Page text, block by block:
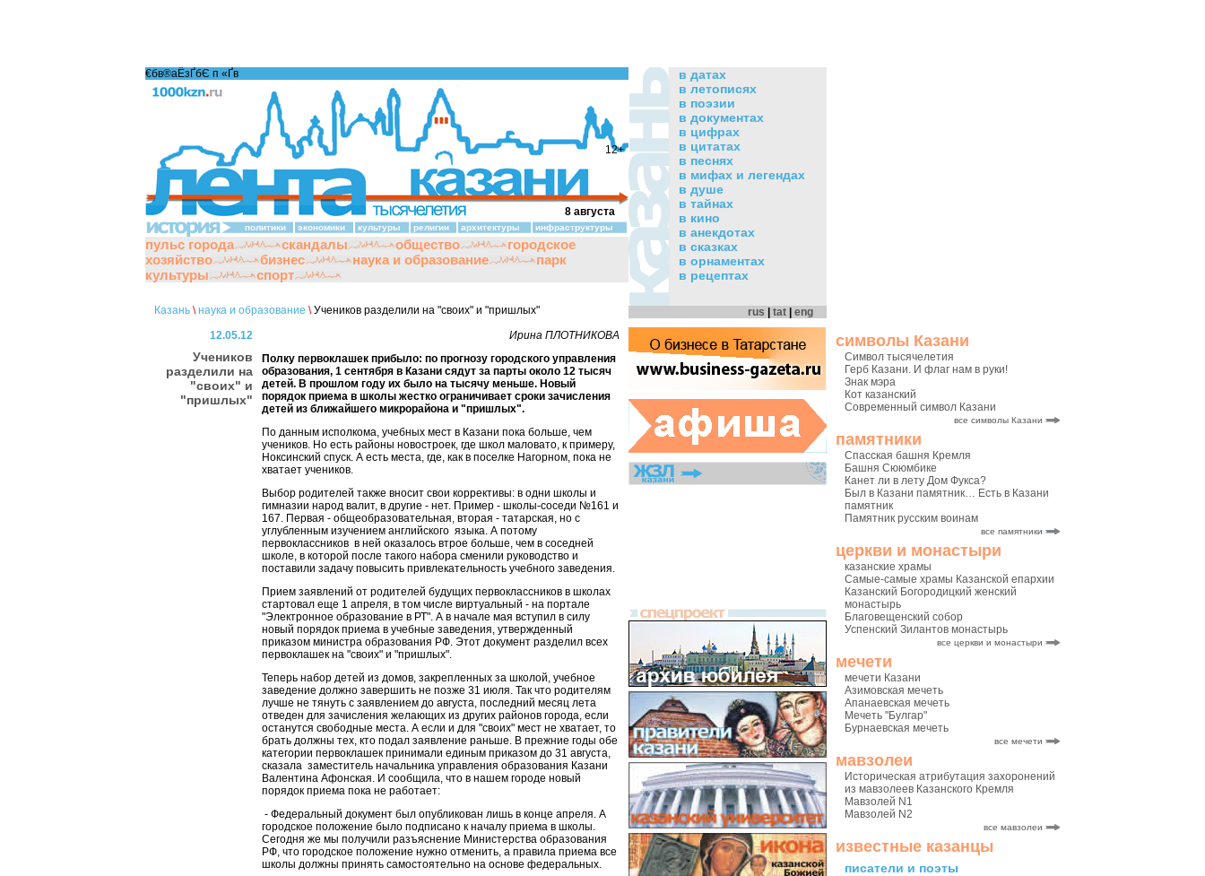
символы Казани
Символ тысячелетия
Герб Казани. И флаг нам в руки!
Знак мэра
Кот казанский
Современный символ Казани
все символы Казани
памятники
Спасская башня Кремля
Башня Сююмбике
Канет ли в лету Дом Фукса?
Был в Казани памятник… Есть в Казани
памятник
Памятник русским воинам
все памятники
церкви и монастыри
казанские храмы
Самые-самые храмы Казанской епархии
Казанский Богородицкий женский
монастырь
Благовещенский собор
Успенский Зилантов монастырь
все церкви и монастыри
мечети
мечети Казани
Азимовская мечеть
Апанаевская мечеть
Мечеть "Булгар"
Бурнаевская мечеть
все мечети
мавзолеи
Историческая атрибутация захоронений
из мавзолеев Казанского Кремля
Мавзолей N1
Мавзолей N2
все мавзолеи
известные казанцы
писатели и поэты
12+
€бв®аЁзҐбЄ п «Ґ­в
8 августа
политики экономики культуры религии архитектуры инфраструктуры
пульс города скандалы общество
городское
хозяйство
бизнес наука и образование
парк
культуры
спорт
Казань \ наука и образование \Учеников разделили на "своих" и "пришлых"
12.05.12
Учеников
разделили на
"своих" и
"пришлых"
Ирина ПЛОТНИКОВА
Полку первоклашек прибыло: по прогнозу городского управления
образования, 1 сентября в Казани сядут за парты около 12 тысяч
детей. В прошлом году их было на тысячу меньше. Новый
порядок приема в школы жестко ограничивает сроки зачисления
детей из ближайшего микрорайона и "пришлых".
По данным исполкома, учебных мест в Казани пока больше, чем
учеников. Но есть районы новостроек, где школ маловато, к примеру,
Ноксинский спуск. А есть места, где, как в поселке Нагорном, пока не
хватает учеников.
Выбор родителей также вносит свои коррективы: в одни школы и
гимназии народ валит, в другие - нет. Пример - школы-соседи №161 и
167. Первая - общеобразовательная, вторая - татарская, но с
углубленным изучением английского языка. А потому
первоклассников в ней оказалось втрое больше, чем в соседней
школе, в которой после такого набора сменили руководство и
поставили задачу повысить привлекательность учебного заведения.
Прием заявлений от родителей будущих первоклассников в школах
стартовал еще 1 апреля, в том числе виртуальный - на портале
"Электронное образование в РТ". А в начале мая вступил в силу
новый порядок приема в учебные заведения, утвержденный
приказом министра образования РФ. Этот документ разделил всех
первоклашек на "своих" и "пришлых".
Теперь набор детей из домов, закрепленных за школой, учебное
заведение должно завершить не позже 31 июля. Так что родителям
лучше не тянуть с заявлением до августа, последний месяц лета
отведен для зачисления желающих из других районов города, если
останутся свободные места. А если и для "своих" мест не хватает, то
брать должны тех, кто подал заявление раньше. В прежние годы обе
категории первоклашек принимали единым приказом до 31 августа,
сказала заместитель начальника управления образования Казани
Валентина Афонская. И сообщила, что в нашем городе новый
порядок приема пока не работает:
- Федеральный документ был опубликован лишь в конце апреля. А
городское положение было подписано к началу приема в школы.
Сегодня же мы получили разъяснение Министерства образования
РФ, что городское положение нужно отменить, а правила приема все
школы должны принять самостоятельно на основе федеральных.
в датах
в летописях
в поэзии
в документах
в цифрах
в цитатах
в песнях
в мифах и легендах
в душе
в тайнах
в кино
в анекдотах
в сказках
в орнаментах
в рецептах
rus tat eng